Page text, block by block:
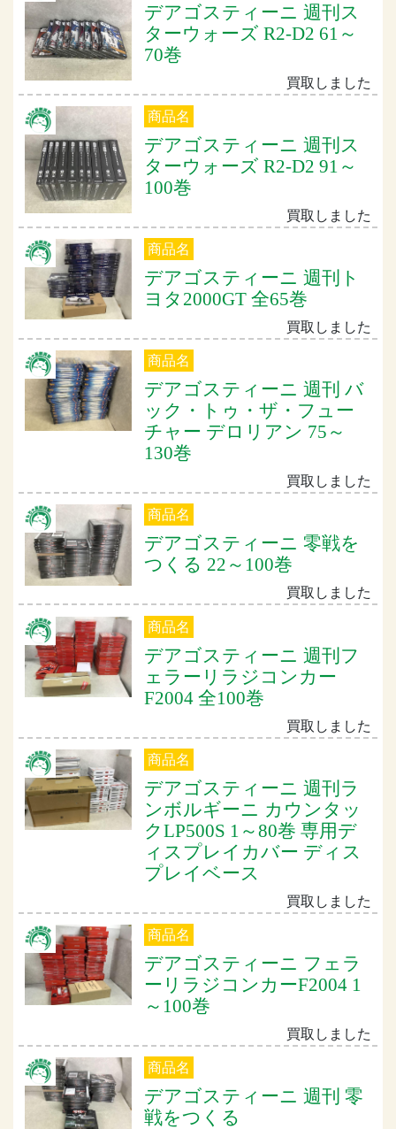
デアゴスティーニ 週刊ス
ターウォーズ R2-D2 61～
70巻
買取しました
商品名
デアゴスティーニ 週刊ス
ターウォーズ R2-D2 91～
100巻
買取しました
商品名
デアゴスティーニ 週刊ト
ヨタ2000GT 全65巻
買取しました
商品名
デアゴスティーニ 週刊 バ
ック・トゥ・ザ・フュー
チャー デロリアン 75～
130巻
買取しました
商品名
デアゴスティーニ 零戦を
つくる 22～100巻
買取しました
商品名
デアゴスティーニ 週刊フ
ェラーリラジコンカー
F2004 全100巻
買取しました
商品名
デアゴスティーニ 週刊ラ
ンボルギーニ カウンタッ
クLP500S 1～80巻 専用デ
ィスプレイカバー ディス
プレイベース
買取しました
商品名
デアゴスティーニ フェラ
ーリラジコンカーF2004 1
～100巻
買取しました
商品名
デアゴスティーニ 週刊 零
戦をつくる